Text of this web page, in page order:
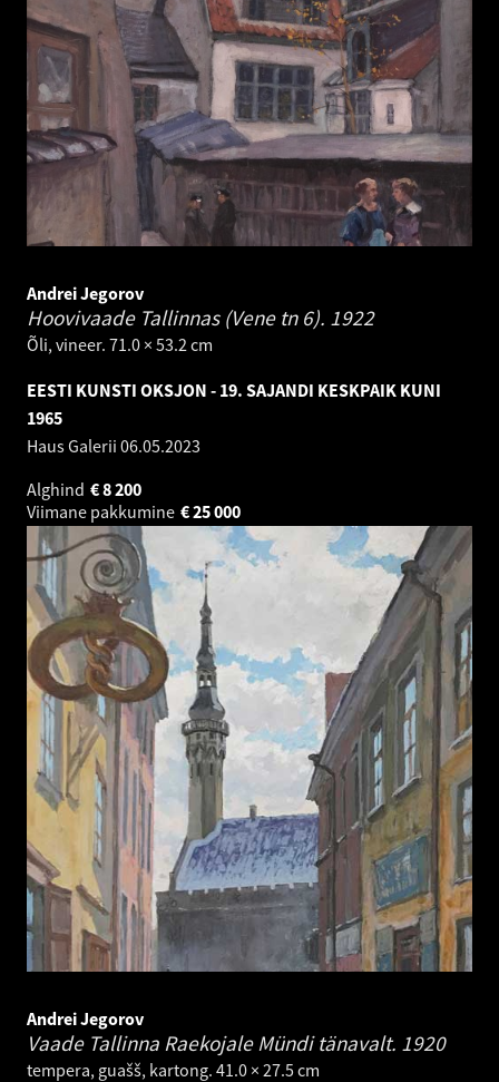
Andrei Jegorov
Hoovivaade Tallinnas (Vene tn 6). 1922
Õli, vineer. 71.0 × 53.2 cm
EESTI KUNSTI OKSJON - 19. SAJANDI KESKPAIK KUNI
1965
Haus Galerii 06.05.2023
Alghind
8 200
€
Viimane pakkumine
25 000
€
Andrei Jegorov
Vaade Tallinna Raekojale Mündi tänavalt. 1920
tempera, guašš, kartong. 41.0 × 27.5 cm